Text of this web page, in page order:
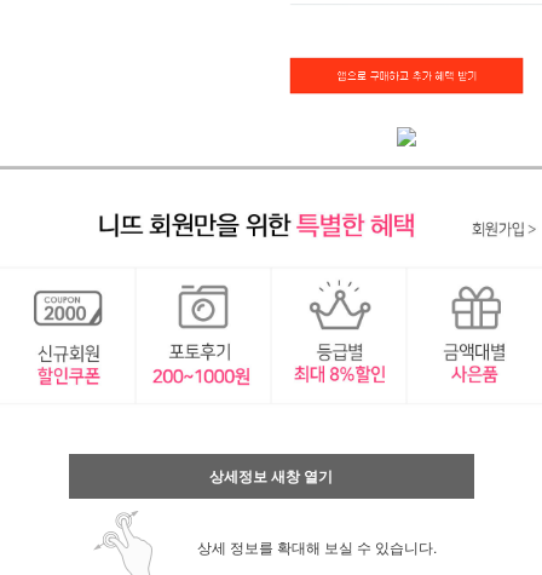
상세정보 새창 열기
상세 정보를 확대해 보실 수 있습니다.